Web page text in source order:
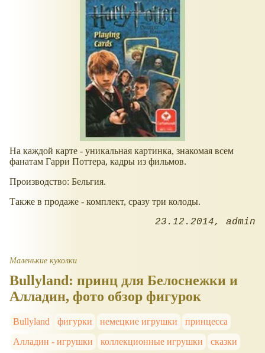
На каждой карте - уникальная картинка, знакомая всем
фанатам Гарри Поттера, кадры из фильмов.
Производство: Бельгия.
Также в продаже - комплект, сразу три колоды.
23.12.2014 admin
Маленькие куколки
Bullyland: принц для Белоснежки и
Алладин, фото обзор фигурок
Bullyland фигурки немецкие игрушки
принцесса
Алладин - игрушки
коллекционные игрушки
сказки